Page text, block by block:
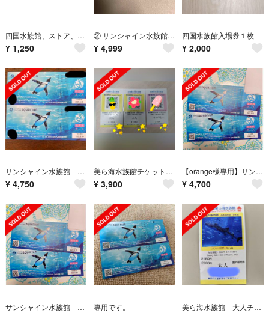
四国水族館、ストア、株主優待 ご招待券 １枚
¥ 1,250
② サンシャイン水族館 2枚 入園券 匿名配送
¥ 4,999
四国水族館入場券１枚
¥ 2,000
サンシャイン水族館 おとな2枚 チケット 9/30
¥ 4,750
美ら海水族館チケット 大人2子供1
¥ 3,900
【orange様専用】サンシャイン水族館 入館券 大人2枚
¥ 4,700
サンシャイン水族館 入館券 大人2枚 専用です。 美ら海水族館 大人チケット1枚